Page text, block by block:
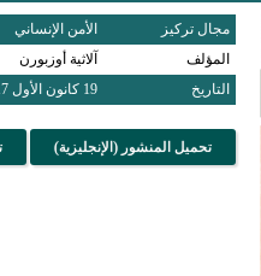
مجال تركيز
الأمن الإنساني
المؤلف
آلاثية أوزبورن
التاريخ
19 كانون الأول 2017
تحميل المنشور (الإنجليزية)